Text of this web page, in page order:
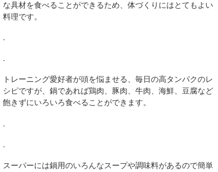
な具材を食べることができるため、体づくりにはとてもよい
料理です。
.
.
トレーニング愛好者が頭を悩ませる、毎日の高タンパクのレ
シピですが、鍋であれば鶏肉、豚肉、牛肉、海鮮、豆腐など
飽きずにいろいろ食べることができます。
.
.
スーパーには鍋用のいろんなスープや調味料があるので簡単